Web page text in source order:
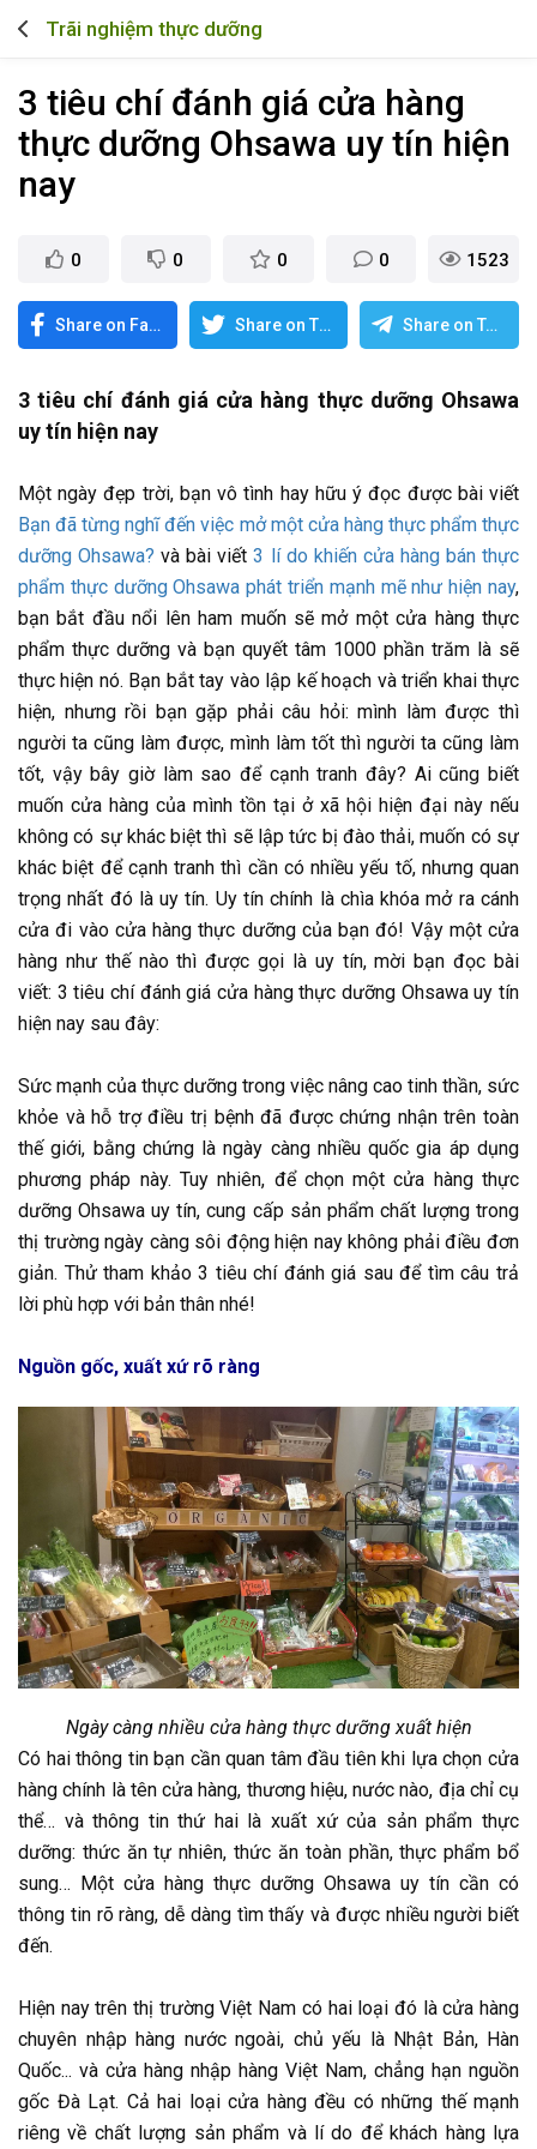
Trãi nghiệm thực dưỡng
3 tiêu chí đánh giá cửa hàng
thực dưỡng Ohsawa uy tín hiện
nay
0 0 0 0 1523
Share on Facebook Share on Twitter Share on Telegram
3 tiêu chí đánh giá cửa hàng thực dưỡng Ohsawa
uy tín hiện nay
Một ngày đẹp trời, bạn vô tình hay hữu ý đọc được bài viết
Bạn đã từng nghĩ đến việc mở một cửa hàng thực phẩm thực
dưỡng Ohsawa? và bài viết3 lí do khiến cửa hàng bán thực
phẩm thực dưỡng Ohsawa phát triển mạnh mẽ như hiện nay,
bạn bắt đầu nổi lên ham muốn sẽ mở một cửa hàng thực
phẩm thực dưỡng và bạn quyết tâm 1000 phần trăm là sẽ
thực hiện nó. Bạn bắt tay vào lập kế hoạch và triển khai thực
hiện, nhưng rồi bạn gặp phải câu hỏi: mình làm được thì
người ta cũng làm được, mình làm tốt thì người ta cũng làm
tốt, vậy bây giờ làm sao để cạnh tranh đây? Ai cũng biết
muốn cửa hàng của mình tồn tại ở xã hội hiện đại này nếu
không có sự khác biệt thì sẽ lập tức bị đào thải, muốn có sự
khác biệt để cạnh tranh thì cần có nhiều yếu tố, nhưng quan
trọng nhất đó là uy tín. Uy tín chính là chìa khóa mở ra cánh
cửa đi vào cửa hàng thực dưỡng của bạn đó! Vậy một cửa
hàng như thế nào thì được gọi là uy tín, mời bạn đọc bài
viết: 3 tiêu chí đánh giá cửa hàng thực dưỡng Ohsawa uy tín
hiện nay sau đây:
Sức mạnh của thực dưỡng trong việc nâng cao tinh thần, sức
khỏe và hỗ trợ điều trị bệnh đã được chứng nhận trên toàn
thế giới, bằng chứng là ngày càng nhiều quốc gia áp dụng
phương pháp này. Tuy nhiên, để chọn một cửa hàng thực
dưỡng Ohsawa uy tín, cung cấp sản phẩm chất lượng trong
thị trường ngày càng sôi động hiện nay không phải điều đơn
giản. Thử tham khảo 3 tiêu chí đánh giá sau để tìm câu trả
lời phù hợp với bản thân nhé!
Nguồn gốc, xuất xứ rõ ràng
Ngày càng nhiều cửa hàng thực dưỡng xuất hiện
Có hai thông tin bạn cần quan tâm đầu tiên khi lựa chọn cửa
hàng chính là tên cửa hàng, thương hiệu, nước nào, địa chỉ cụ
thể… và thông tin thứ hai là xuất xứ của sản phẩm thực
dưỡng: thức ăn tự nhiên, thức ăn toàn phần, thực phẩm bổ
sung… Một cửa hàng thực dưỡng Ohsawa uy tín cần có
thông tin rõ ràng, dễ dàng tìm thấy và được nhiều người biết
đến.
Hiện nay trên thị trường Việt Nam có hai loại đó là cửa hàng
chuyên nhập hàng nước ngoài, chủ yếu là Nhật Bản, Hàn
Quốc... và cửa hàng nhập hàng Việt Nam, chẳng hạn nguồn
gốc Đà Lạt. Cả hai loại cửa hàng đều có những thế mạnh
riêng về chất lượng sản phẩm và lí do để khách hàng lựa